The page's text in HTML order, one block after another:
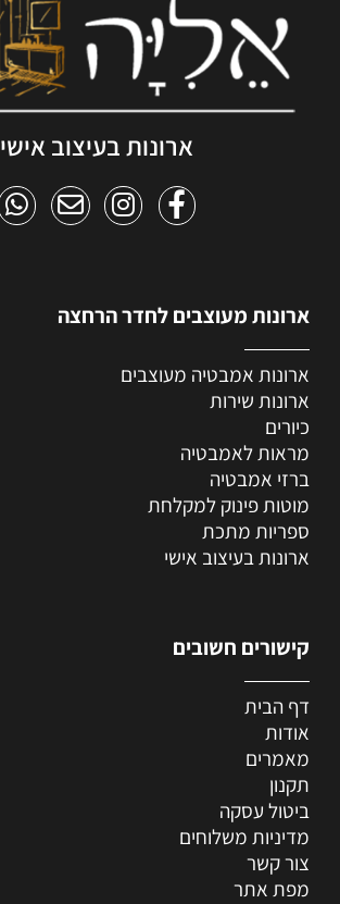
ארונות בעיצוב אישי
ארונות מעוצבים לחדר הרחצה
ארונות אמבטיה מעוצבים
ארונות שירות
כיורים
מראות לאמבטיה
ברזי אמבטיה
מוטות פינוק למקלחת
ספריות מתכת
ארונות בעיצוב אישי
קישורים חשובים
דף הבית
אודות
מאמרים
תקנון
ביטול עסקה
מדיניות משלוחים
צור קשר
מפת אתר